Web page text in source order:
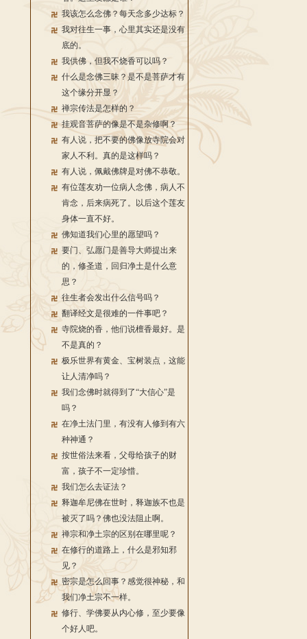
我该怎么念佛？每天念多少达标？
我对往生一事，心里其实还是没有
底的。
我供佛，但我不烧香可以吗？
什么是念佛三昧？是不是菩萨才有
这个缘分开显？
禅宗传法是怎样的？
挂观音菩萨的像是不是杂修啊？
有人说，把不要的佛像放寺院会对
家人不利。真的是这样吗？
有人说，佩戴佛牌是对佛不恭敬。
有位莲友劝一位病人念佛，病人不
肯念，后来病死了。以后这个莲友
身体一直不好。
佛知道我们心里的愿望吗？
要门、弘愿门是善导大师提出来
的，修圣道，回归净土是什么意
思？
往生者会发出什么信号吗？
翻译经文是很难的一件事吧？
寺院烧的香，他们说檀香最好。是
不是真的？
极乐世界有黄金、宝树装点，这能
让人清净吗？
我们念佛时就得到了“大信心”是
吗？
在净土法门里，有没有人修到有六
种神通？
按世俗法来看，父母给孩子的财
富，孩子不一定珍惜。
我们怎么去证法？
释迦牟尼佛在世时，释迦族不也是
被灭了吗？佛也没法阻止啊。
禅宗和净土宗的区别在哪里呢？
在修行的道路上，什么是邪知邪
见？
密宗是怎么回事？感觉很神秘，和
我们净土宗不一样。
修行、学佛要从内心修，至少要像
个好人吧。